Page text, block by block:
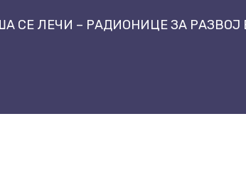
СЕ ЛЕЧИ – РАДИОНИЦЕ ЗА